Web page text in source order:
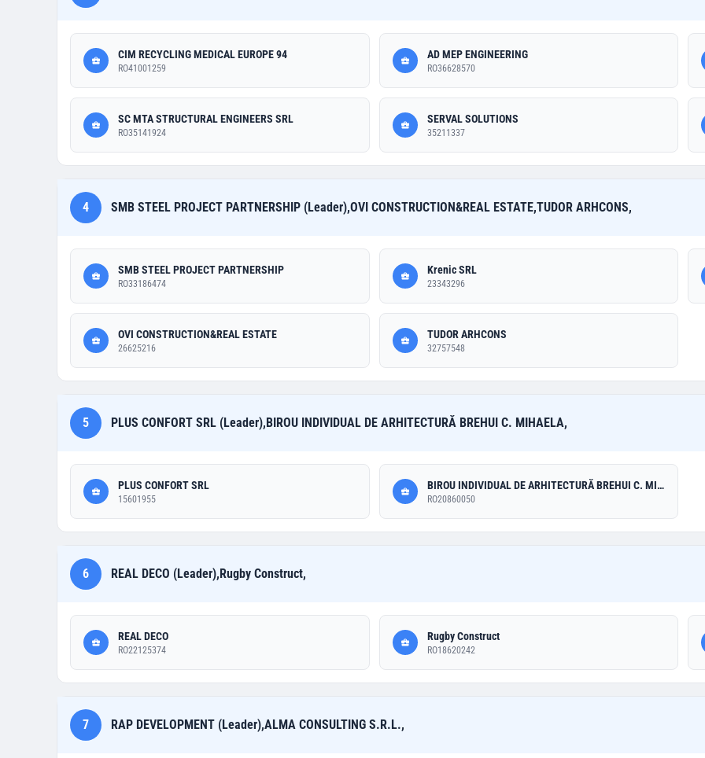
CIM RECYCLING MEDICAL EUROPE 94
RO41001259
AD MEP ENGINEERING
RO36628570
SC MTA STRUCTURAL ENGINEERS SRL
RO35141924
SERVAL SOLUTIONS
35211337
4 SMB STEEL PROJECT PARTNERSHIP (Leader),OVI CONSTRUCTION&REAL ESTATE,TUDOR ARHCONS,
SMB STEEL PROJECT PARTNERSHIP
RO33186474
Krenic SRL
23343296
OVI CONSTRUCTION&REAL ESTATE
26625216
TUDOR ARHCONS
32757548
5 PLUS CONFORT SRL (Leader),BIROU INDIVIDUAL DE ARHITECTURĂ BREHUI C. MIHAELA,
PLUS CONFORT SRL
15601955
BIROU INDIVIDUAL DE ARHITECTURĂ BREHUI C. MIHAELA
RO20860050
6 REAL DECO (Leader),Rugby Construct,
REAL DECO
RO22125374
Rugby Construct
RO18620242
7 RAP DEVELOPMENT (Leader),ALMA CONSULTING S.R.L.,